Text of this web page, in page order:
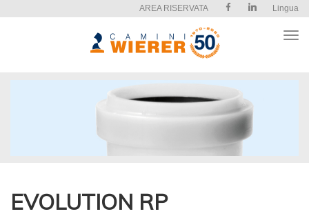
AREA RISERVATA Lingua
Apri
EVOLUTION RP